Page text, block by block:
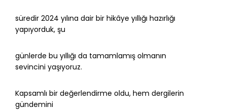
süredir 2024 yılına dair bir hikâye yıllığı hazırlığı
yapıyorduk, şu
günlerde bu yıllığı da tamamlamış olmanın
sevincini yaşıyoruz.
Kapsamlı bir değerlendirme oldu, hem dergilerin
gündemini